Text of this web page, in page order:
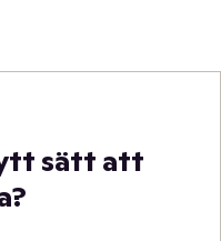
sätt att